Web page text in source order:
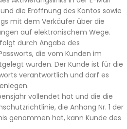
die Eröffnung des Kontos sowie
mit dem Verkäufer über die
auf elektronischem Wege.
durch Angabe des
die vom Kunden im
wurden. Der Kunde ist für die
verantwortlich und darf es
vollendet hat und die die
die Anhang Nr. 1 der
genommen hat, kann Kunde des